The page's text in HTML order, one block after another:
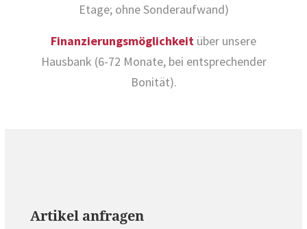
Etage; ohne Sonderaufwand)
Finanzierungsmöglichkeit über unsere
Hausbank (6-72 Monate, bei entsprechender
Bonität).
Artikel anfragen